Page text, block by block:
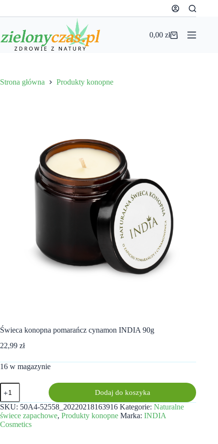
Koszyk
0,00zł
Strona główna Produkty konopne
Świeca konopna pomarańcz cynamon INDIA 90g
22,99 zł
16 w magazynie
ilość
Świeca
konopna
pomarańcz
cynamon
INDIA
Dodaj do koszyka
SKU: 50A4-52558_20220218163916 Kategorie: Naturalne
świece zapachowe, Produkty konopne Marka: INDIA
Cosmetics